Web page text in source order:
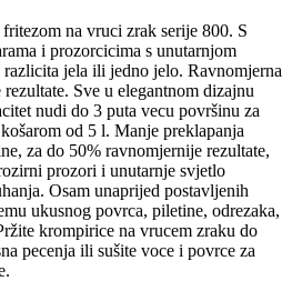
na vruci zrak serije 800. S
i prozorcicima s unutarnjom
jela ili jedno jelo. Ravnomjerna
Sve u elegantnom dizajnu
nudi do 3 puta vecu površinu za
od 5 l. Manje preklapanja
za do 50% ravnomjernije rezultate,
prozori i unutarnje svjetlo
Osam unaprijed postavljenih
ukusnog povrca, piletine, odrezaka,
krompirice na vrucem zraku do
pecenja ili sušite voce i povrce za